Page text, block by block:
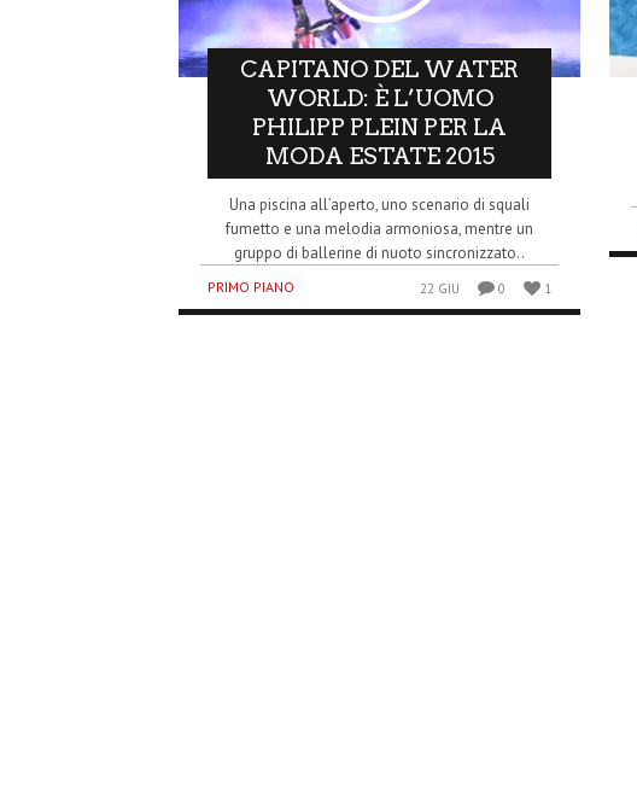
CAPITANO DEL WATER
WORLD: È L’UOMO
PHILIPP PLEIN PER LA
MODA ESTATE 2015
Una piscina all’aperto, uno scenario di squali
fumetto e una melodia armoniosa, mentre un
gruppo di ballerine di nuoto sincronizzato..
PRIMO PIANO 22 GIU 0 1